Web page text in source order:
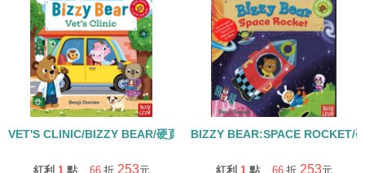
VET'S CLINIC/BIZZY BEAR/硬頁操作書/Phonic-短母音e
紅利 1 點 66 折 253元
BIZZY BEAR:SPACE ROCKET/
紅利 1 點 66 折 253元